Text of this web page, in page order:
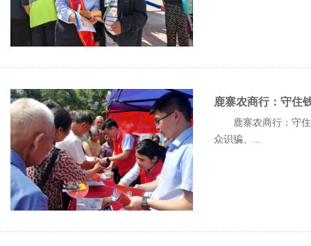
鹿寨农商行：守住
鹿寨农商行：守
众识骗、...